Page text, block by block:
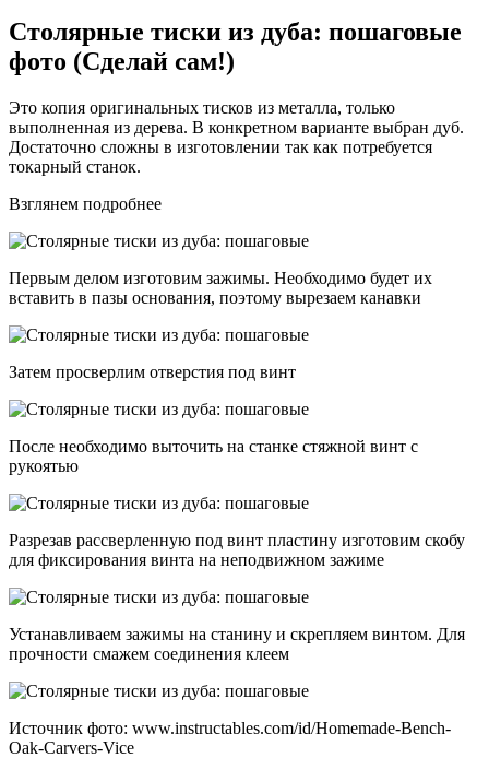
Столярные тиски из дуба: пошаговые
фото (Сделай сам!)
Это копия оригинальных тисков из металла, только
выполненная из дерева. В конкретном варианте выбран дуб.
Достаточно сложны в изготовлении так как потребуется
токарный станок.
Взглянем подробнее
Первым делом изготовим зажимы. Необходимо будет их
вставить в пазы основания, поэтому вырезаем канавки
Затем просверлим отверстия под винт
После необходимо выточить на станке стяжной винт с
рукоятью
Разрезав рассверленную под винт пластину изготовим скобу
для фиксирования винта на неподвижном зажиме
Устанавливаем зажимы на станину и скрепляем винтом. Для
прочности смажем соединения клеем
Источник фото: www.instructables.com/id/Homemade-Bench-
Oak-Carvers-Vice